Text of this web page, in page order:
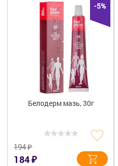
-5%
Белодерм мазь, 30г
194₽
184₽